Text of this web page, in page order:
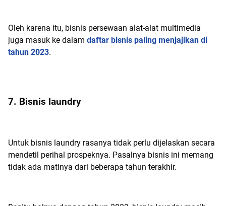
Oleh karena itu, bisnis persewaan alat-alat multimedia
juga masuk ke dalam daftar bisnis paling menjajikan di
tahun 2023.
7. Bisnis laundry
Untuk bisnis laundry rasanya tidak perlu dijelaskan secara
mendetil perihal prospeknya. Pasalnya bisnis ini memang
tidak ada matinya dari beberapa tahun terakhir.